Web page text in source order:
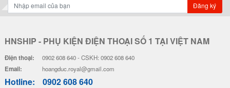
Đăng ký
HNSHIP - PHỤ KIỆN ĐIỆN THOẠI SỐ 1 TẠI VIỆT NAM
Điện thoại: 0902 608 640 - CSKH: 0902 608 640
Email: hoangduc.royal@gmail.com
Hotline: 0902 608 640